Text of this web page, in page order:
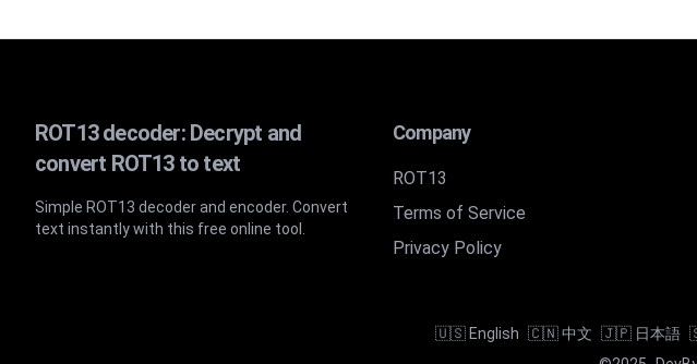
ROT13デコーダーも同様に簡単です：1)「デコード」モードを選択；2) ROT13
オンラインROT13ツールを
当ツールは完全無料で、インストール不要、リアルタイム変換を提供します。
ROT13とシーザー暗号の関
ROT13はシーザー暗号の特殊なケースです。シーザー暗号が1-25文字のシフト
ROT13 decoder: Decrypt and
convert ROT13 to text
Simple ROT13 decoder and encoder. Convert
text instantly with this free online tool.
Company
ROT13
Terms of Service
Privacy Policy
🇺🇸 English 🇨🇳 中文 🇯🇵 日本語